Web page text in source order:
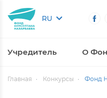
RU
Учредитель О
Главная Конкурсы Фонд